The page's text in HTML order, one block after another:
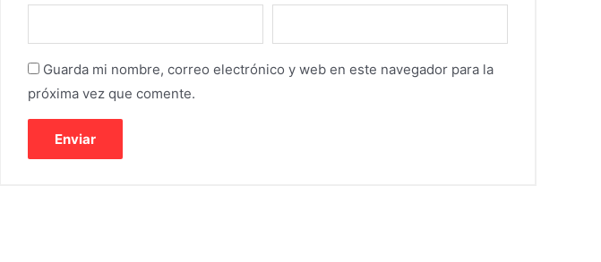
Guarda mi nombre, correo electrónico y web en este navegador para la
próxima vez que comente.